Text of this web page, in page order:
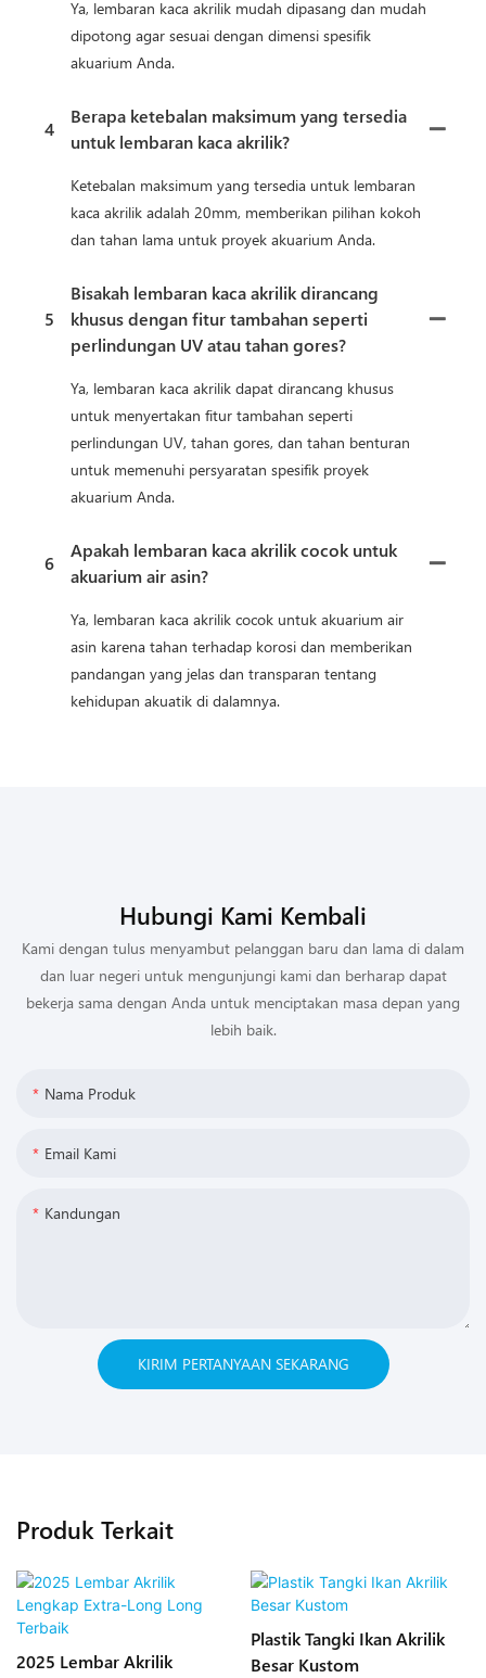
Ya, lembaran kaca akrilik mudah dipasang dan mudah
dipotong agar sesuai dengan dimensi spesifik
akuarium Anda.
4
Berapa ketebalan maksimum yang tersedia
untuk lembaran kaca akrilik?
Ketebalan maksimum yang tersedia untuk lembaran
kaca akrilik adalah 20mm, memberikan pilihan kokoh
dan tahan lama untuk proyek akuarium Anda.
5
Bisakah lembaran kaca akrilik dirancang
khusus dengan fitur tambahan seperti
perlindungan UV atau tahan gores?
Ya, lembaran kaca akrilik dapat dirancang khusus
untuk menyertakan fitur tambahan seperti
perlindungan UV, tahan gores, dan tahan benturan
untuk memenuhi persyaratan spesifik proyek
akuarium Anda.
6
Apakah lembaran kaca akrilik cocok untuk
akuarium air asin?
Ya, lembaran kaca akrilik cocok untuk akuarium air
asin karena tahan terhadap korosi dan memberikan
pandangan yang jelas dan transparan tentang
kehidupan akuatik di dalamnya.
Hubungi Kami Kembali
Kami dengan tulus menyambut pelanggan baru dan lama di dalam
dan luar negeri untuk mengunjungi kami dan berharap dapat
bekerja sama dengan Anda untuk menciptakan masa depan yang
lebih baik.
Nama Produk
Email Kami
Kandungan
KIRIM PERTANYAAN SEKARANG
Produk Terkait
2025 Lembar Akrilik
Plastik Tangki Ikan Akrilik
Besar Kustom